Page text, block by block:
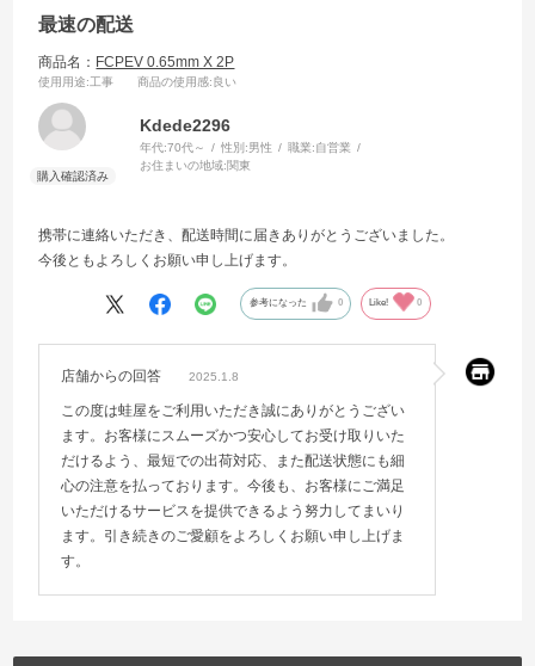
最速の配送
商品名： FCPEV 0.65mm X 2P
使用用途:工事 商品の使用感:良い
Kdede2296
年代:70代～ 性別:男性 職業:自営業
お住まいの地域:関東
携帯に連絡いただき、配送時間に届きありがとうございました。
今後ともよろしくお願い申し上げます。
参考になった 0 Like! 0
店舗からの回答 2025.1.8
この度は蛙屋をご利用いただき誠にありがとうござい
ます。お客様にスムーズかつ安心してお受け取りいた
だけるよう、最短での出荷対応、また配送状態にも細
心の注意を払っております。今後も、お客様にご満足
いただけるサービスを提供できるよう努力してまいり
ます。引き続きのご愛顧をよろしくお願い申し上げま
す。